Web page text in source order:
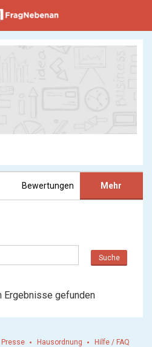
Bewertungen Mehr
Suche
Ergebnisse gefunden
Presse Hausordnung
Hilfe / FAQ